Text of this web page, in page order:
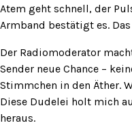
Atem geht schnell, der
Armband bestätigt es.
Der Radiomoderator
Sender neue Chance –
Stimmchen in den Äther.
Diese Dudelei holt mich
heraus.